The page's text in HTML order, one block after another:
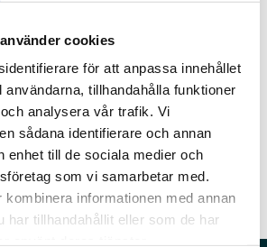
cookies
för att anpassa innehållet
användarna, tillhandahålla funktioner
analysera vår trafik. Vi
sådana identifierare och annan
enhet till de sociala medier och
som vi samarbetar med.
informationen med annan
har tillhandahållit eller som de har
och längs vägarna. Från
medier.Ett sådant minne bär jag
beslut, nya intäkter och färre
vi står inför inte längre går att
magkänsla – hur vass den än är.
Skatter & Avgifter
Profil